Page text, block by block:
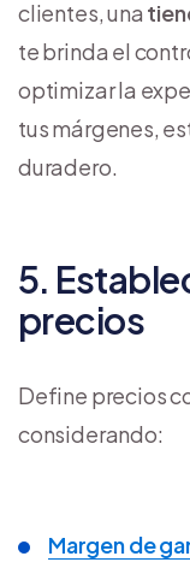
clientes, una
te brinda el
optimizar la
tus márgenes,
duradero.
5.
precios
Define precios
considerando:
Margen de